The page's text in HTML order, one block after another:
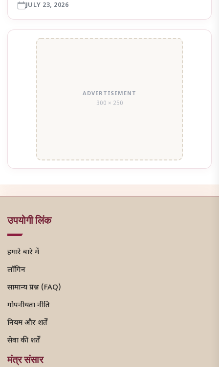
JULY 23, 2026
ADVERTISEMENT
300 × 250
उपयोगी लिंक
हमारे बारे में
लॉगिन
सामान्य प्रश्न (FAQ)
गोपनीयता नीति
नियम और शर्तें
सेवा की शर्तें
मंत्र संसार